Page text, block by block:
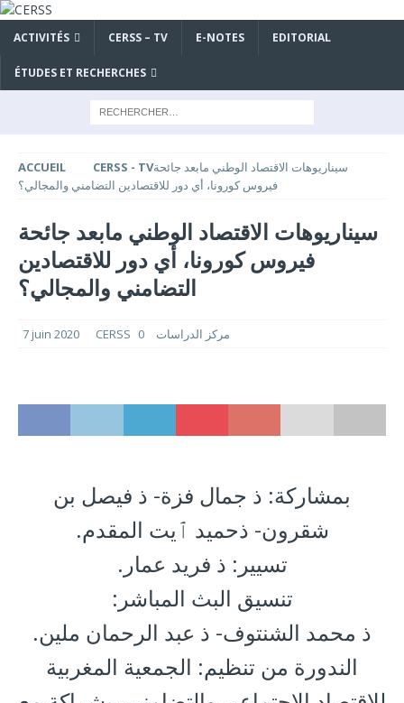
ACTIVITÉS CERSS – TV E-NOTES EDITORIAL
ÉTUDES ET RECHERCHES
ACCUEIL CERSS - TVسيناريوهات الاقتصاد الوطني مابعد جائحة
فيروس كورونا، أي دور للاقتصادين التضامني والمجالي؟
سيناريوهات الاقتصاد الوطني مابعد جائحة
فيروس كورونا، أي دور للاقتصادين
التضامني والمجالي؟
7 juin 2020 CERSS مركز الدراسات 0
بمشاركة: ذ جمال فزة- ذ فيصل بن
شقرون- ذحميد ٱيت المقدم.
تسيير: ذ فريد عمار.
تنسيق البث المباشر:
ذ محمد الشنتوف- ذ عبد الرحمان ملين.
الندورة من تنظيم: الجمعية المغربية